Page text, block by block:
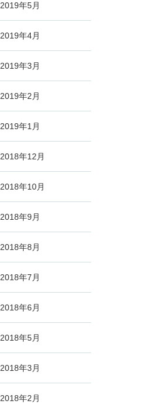
2019年5月
2019年4月
2019年3月
2019年2月
2019年1月
2018年12月
2018年10月
2018年9月
2018年8月
2018年7月
2018年6月
2018年5月
2018年3月
2018年2月